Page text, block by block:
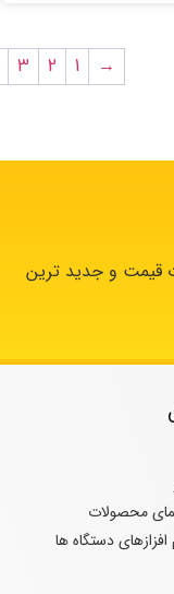
→
1
2
3
قیمت و جدید ترین
محصولات
دستگاه ها